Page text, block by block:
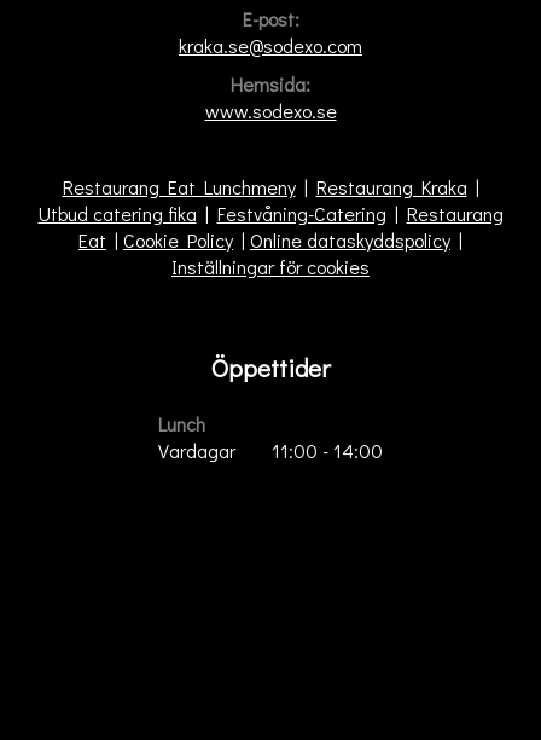
E-post:
kraka.se@sodexo.com
Hemsida:
www.sodexo.se
Restaurang Eat Lunchmeny| Restaurang Kraka |
Utbud catering fika | Festvåning-Catering | Restaurang
Eat | Cookie Policy | Online dataskyddspolicy |
Inställningar för cookies
Öppettider
Lunch
Vardagar
11:00 - 14:00